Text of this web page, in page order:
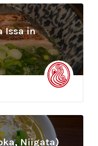
Issa in
Niigata)